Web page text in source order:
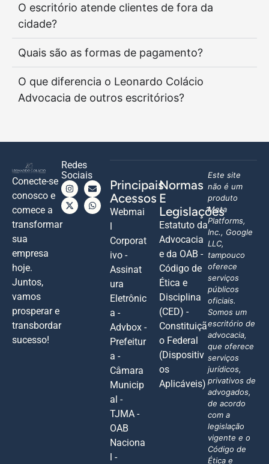
O escritório atende clientes de fora da
cidade?
Quais são as formas de pagamento?
O que diferencia o Leonardo Colácio
Advocacia de outros escritórios?
Conecte-se
conosco e
comece a
transformar
sua
empresa
hoje.
Juntos,
vamos
prosperar e
transbordar
sucesso!
Redes
Sociais
Principais
Acessos
Webmai
l
Corporat
ivo -
Assinat
ura
Eletrônic
a -
Advbox -
Prefeitur
a -
Câmara
Municip
al -
TJMA -
OAB
Naciona
l -
Normas
E
Legislações
Estatuto da
Advocacia
e da OAB -
Código de
Ética e
Disciplina
(CED) -
Constituiçã
o Federal
(Dispositiv
os
Aplicáveis)
Este site
não é um
produto
Meta
Platforms,
Inc., Google
LLC,
tampouco
oferece
serviços
públicos
oficiais.
Somos um
escritório de
advocacia,
que oferece
serviços
jurídicos,
privativos de
advogados,
de acordo
com a
legislação
vigente e o
Código de
Ética e